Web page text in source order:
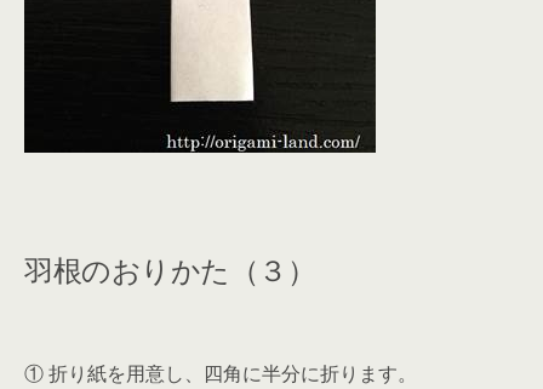
羽根のおりかた（３）
① 折り紙を用意し、四角に半分に折ります。